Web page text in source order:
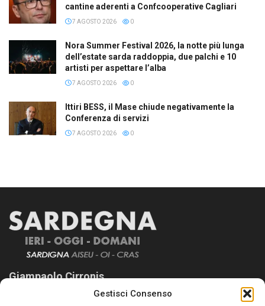
Gestisci Consenso
cantine aderenti a Confcooperative Cagliari
7 AGOSTO 2026 0
Nora Summer Festival 2026, la notte più lunga
dell’estate sarda raddoppia, due palchi e 10
artisti per aspettare l’alba
7 AGOSTO 2026 0
Ittiri BESS, il Mase chiude negativamente la
Conferenza di servizi
7 AGOSTO 2026 0
Giampaolo Cirronis
Sardegna Ieri-Oggi-Domani nasce per informare “liberamente” i